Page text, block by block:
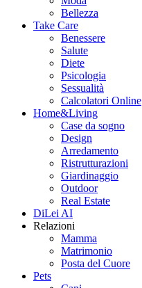
Bellezza
Take Care
Benessere
Salute
Diete
Psicologia
Sessualità
Calcolatori Online
Home&Living
Case da sogno
Design
Arredamento
Ristrutturazioni
Giardinaggio
Outdoor
Real Estate
DiLei AI
Relazioni
Mamma
Matrimonio
Posta del Cuore
Pets